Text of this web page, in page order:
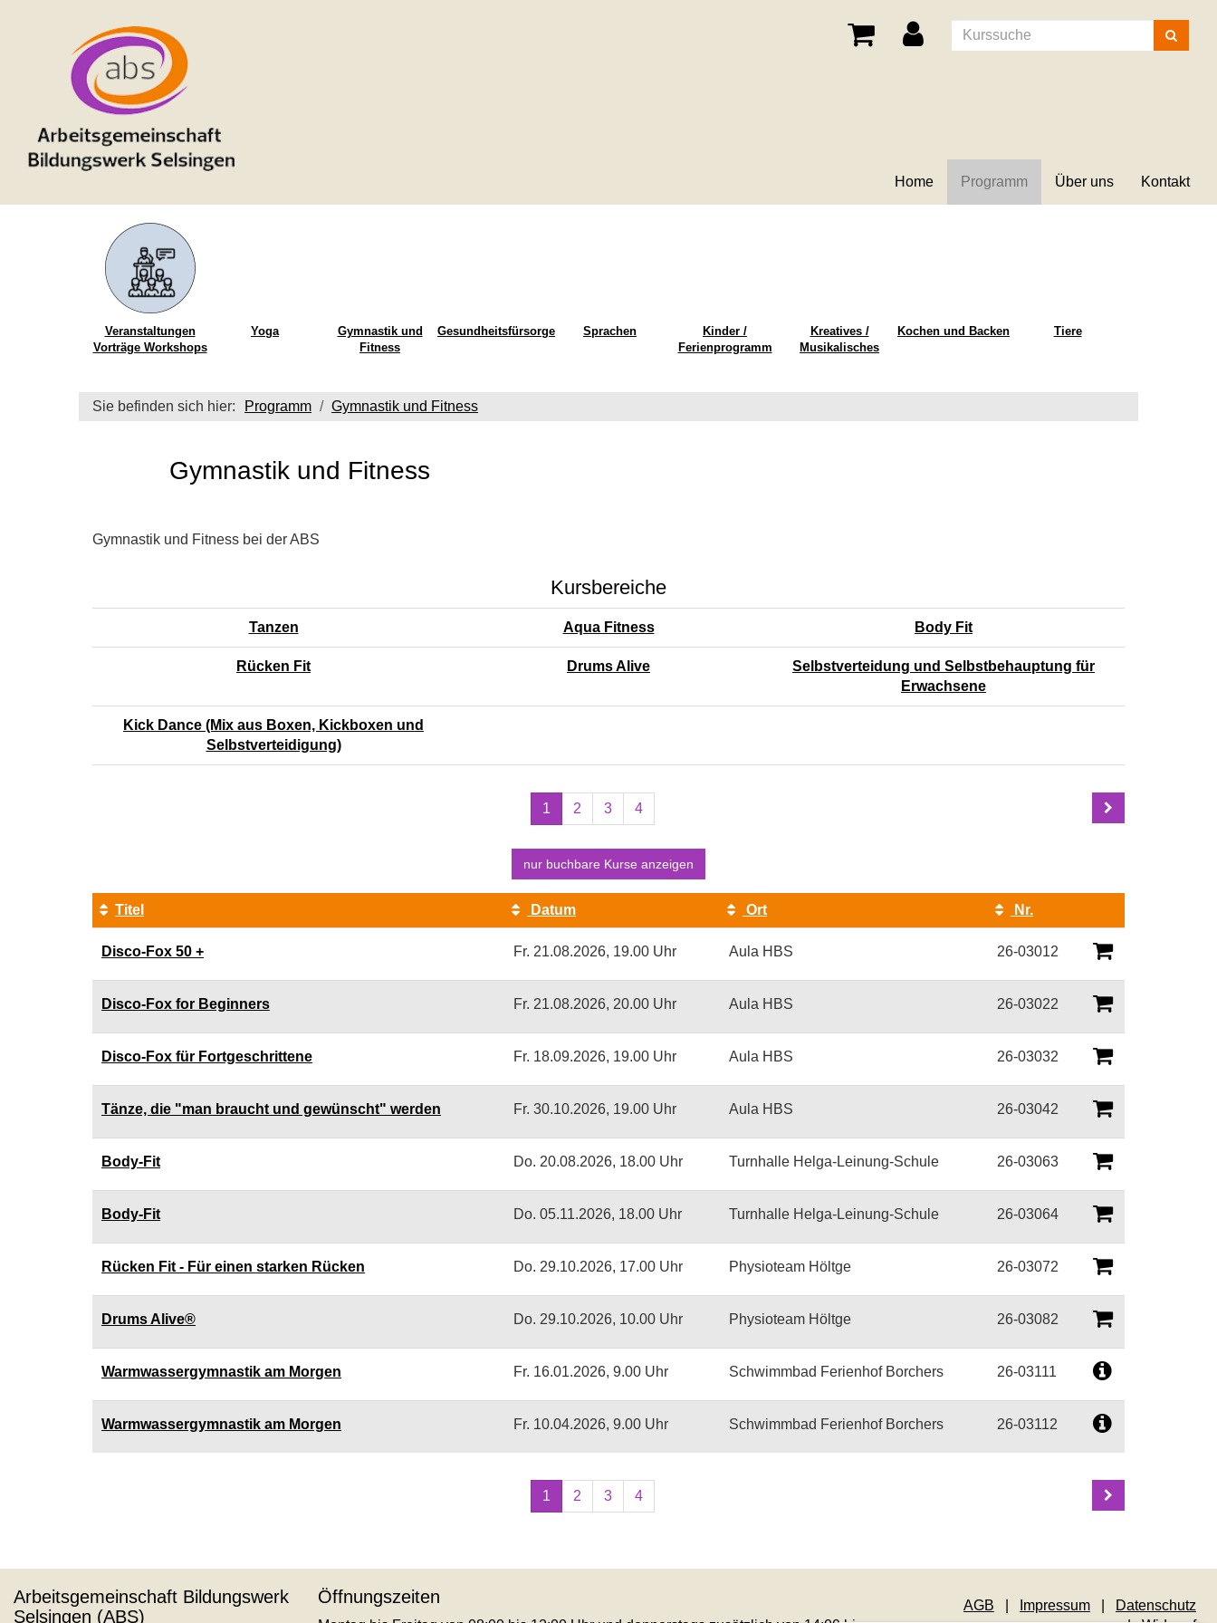
Kurse
suchen
Home Programm Über uns Kontakt
Veranstaltungen
Vorträge Workshops
Yoga
Gymnastik und
Fitness
Gesundheitsfürsorge Sprachen
Kinder /
Ferienprogramm
Kreatives /
Musikalisches
Kochen und Backen Tiere
Sie befinden sich hier: Programm Gymnastik und Fitness
Gymnastik und Fitness
Gymnastik und Fitness bei der ABS
Kursbereiche
Tanzen Aqua Fitness Body Fit
Rücken Fit Drums Alive
Selbstverteidung und Selbstbehauptung für
Erwachsene
Kick Dance (Mix aus Boxen, Kickboxen und
Selbstverteidigung)
Seiten
blättern
1 2 3 4
nur buchbare Kurse anzeigen
Tabellenüberschriften
sortiert
werden.
Titel Datum Ort
Nr.
Kursstatus
Disco-Fox 50 +
Fr. 21.08.2026, 19.00 Uhr Aula HBS 26-03012
Disco-Fox for Beginners Fr. 21.08.2026, 20.00 Uhr Aula HBS 26-03022
Disco-Fox für Fortgeschrittene Fr. 18.09.2026, 19.00 Uhr Aula HBS 26-03032
Tänze, die "man braucht und gewünscht" werden Fr. 30.10.2026, 19.00 Uhr Aula HBS 26-03042
Body-Fit Do. 20.08.2026, 18.00 Uhr Turnhalle Helga-Leinung-Schule 26-03063
Body-Fit Do. 05.11.2026, 18.00 Uhr Turnhalle Helga-Leinung-Schule 26-03064
Rücken Fit - Für einen starken Rücken Do. 29.10.2026, 17.00 Uhr Physioteam Höltge 26-03072
Drums Alive® Do. 29.10.2026, 10.00 Uhr Physioteam Höltge 26-03082
Warmwassergymnastik am Morgen Fr. 16.01.2026, 9.00 Uhr Schwimmbad Ferienhof Borchers 26-03111
Warmwassergymnastik am Morgen Fr. 10.04.2026, 9.00 Uhr Schwimmbad Ferienhof Borchers 26-03112
Seiten
blättern
1 2 3 4
Arbeitsgemeinschaft Bildungswerk
Selsingen (ABS)
Öffnungszeiten AGB Impressum
Datenschutz